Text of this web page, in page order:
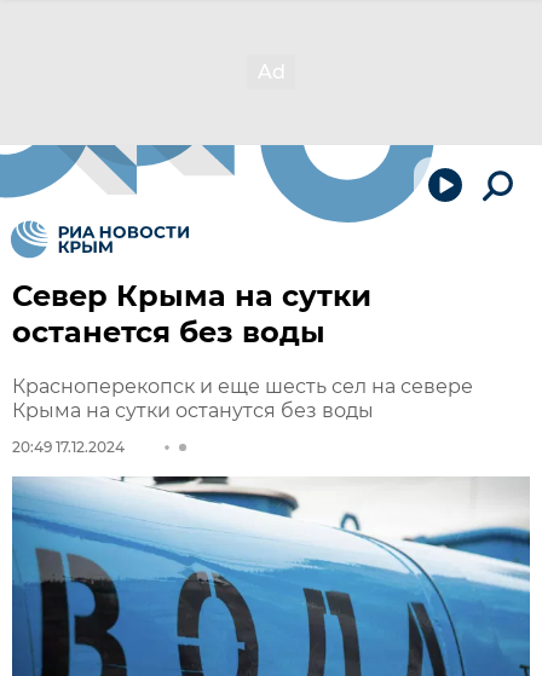
Север Крыма на сутки
останется без воды
Красноперекопск и еще шесть сел на севере
Крыма на сутки останутся без воды
20:49 17.12.2024